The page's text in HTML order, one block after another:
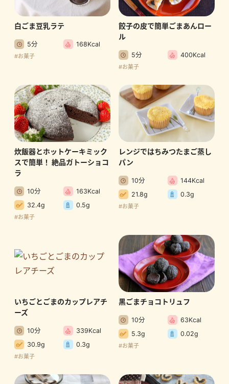
白ごま豆乳ラテ
5分 168Kcal
#お菓子
餃子の皮で簡単ごまあんロー
ル
5分 400Kcal
#お菓子
炊飯器とホットケーキミック
スで簡単！ 絶品ガトーショコ
ラ
10分
163Kcal
32.4g
0.5g
#お菓子
レンジではちみつたまご蒸し
パン
10分
144Kcal
21.8g
0.3g
#お菓子
いちごとごまのカップレアチ
ーズ
10分
339Kcal
30.9g
0.3g
#お菓子
黒ごまチョコトリュフ
10分
63Kcal
5.3g
0.02g
#お菓子